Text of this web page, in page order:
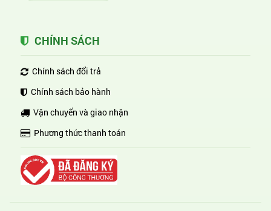
CHÍNH SÁCH
Chính sách đổi trả
Chính sách bảo hành
Vận chuyển và giao nhận
Phương thức thanh toán